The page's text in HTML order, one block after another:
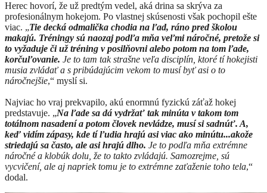
Herec hovorí, že už predtým vedel, aká drina sa skrýva za
profesionálnym hokejom. Po vlastnej skúsenosti však pochopil ešte
viac. „Tie decká odmalička chodia na ľad, ráno pred školou
makajú. Tréningy sú naozaj podľa mňa veľmi náročné, pretože si
to vyžaduje či už tréning v posilňovni alebo potom na tom ľade,
korčuľovanie. Je to tam tak strašne veľa disciplín, ktoré tí hokejisti
musia zvládať a s pribúdajúcim vekom to musí byť asi o to
náročnejšie,“ myslí si.
Najviac ho vraj prekvapilo, akú enormnú fyzickú záťaž hokej
predstavuje. „Na ľade sa dá vydržať tak minúta v takom tom
totálnom nasadení a potom človek nevládze, musí si sadnúť. A,
keď vidím zápasy, kde tí ľudia hrajú asi viac ako minútu...akože
striedajú sa často, ale asi hrajú dlho. Je to podľa mňa extrémne
náročné a klobúk dolu, že to takto zvládajú. Samozrejme, sú
vycvičení, ale aj napriek tomu je to extrémne zaťaženie toho tela,“
dodal.